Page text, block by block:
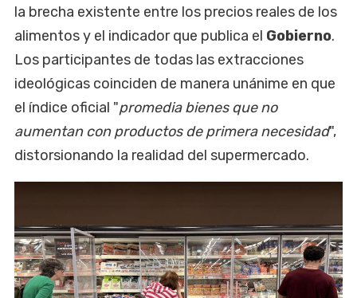
la brecha existente entre los precios reales de los
alimentos y el indicador que publica el Gobierno.
Los participantes de todas las extracciones
ideológicas coinciden de manera unánime en que
el índice oficial "promedia bienes que no
aumentan con productos de primera necesidad",
distorsionando la realidad del supermercado.